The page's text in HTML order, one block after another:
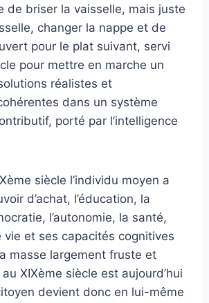
de briser la vaisselle, mais juste
changer la nappe et de
pour le plat suivant, servi
pour mettre en marche un
réalistes et
dans un système
porté par l’intelligence
siècle l’individu moyen a
d’achat, l’éducation, la
l’autonomie, la santé,
vie et ses capacités cognitives
masse largement fruste et
XIXème siècle est aujourd’hui
devient donc en lui-même